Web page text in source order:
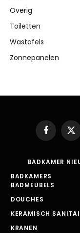
Overig
Toiletten
Wastafels
Zonnepanelen
Facebook
X
BADKAMER
BADKAMERS
BADMEUBELS
DOUCHES
KERAMISCH
KRANEN